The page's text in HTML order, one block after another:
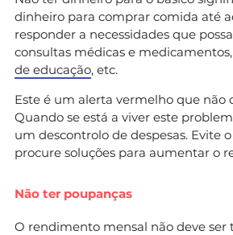
dinheiro para comprar comida até
responder a necessidades que
consultas médicas e
de educação, etc.
Este é um alerta vermelho que não
Quando se está a viver este
um descontrolo de despesas. Evite
procure soluções para aumentar o
Não ter poupanças
O rendimento mensal não deve ser